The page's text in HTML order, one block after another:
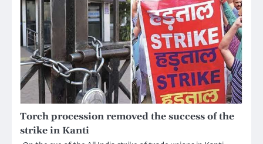
Torch procession removed the success of the
strike in Kanti